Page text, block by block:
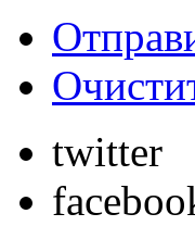
twitter